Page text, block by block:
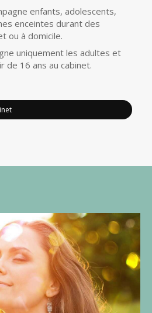
enfants, adolescents,
enceintes durant des
ou à domicile.
uniquement les adultes et
de 16 ans au cabinet.